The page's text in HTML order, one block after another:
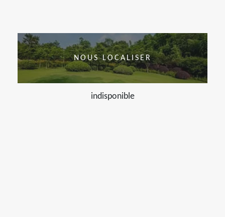
NOUS LOCALISER
indisponible